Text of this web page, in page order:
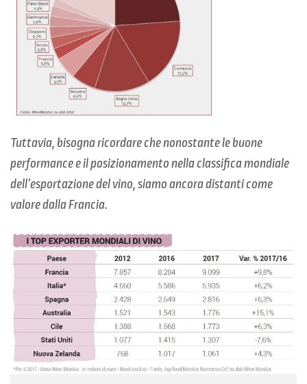
Tuttavia, bisogna ricordare che nonostante le buone
performance e il posizionamento nella classifica mondiale
dell’esportazione del vino, siamo ancora distanti come
valore dalla Francia.